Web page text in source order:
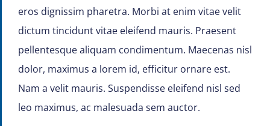
eros dignissim pharetra. Morbi at enim vitae velit
dictum tincidunt vitae eleifend mauris. Praesent
pellentesque aliquam condimentum. Maecenas nisl
dolor, maximus a lorem id, efficitur ornare est.
Nam a velit mauris. Suspendisse eleifend nisl sed
leo maximus, ac malesuada sem auctor.